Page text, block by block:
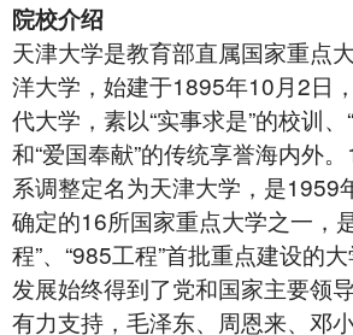
院校介绍
天津大学是教育部直属国家重点
洋大学，始建于1895年10月2日
代大学，素以“实事求是”的校训
和“爱国奉献”的传统享誉海内外
系调整定名为天津大学，是1959
确定的16所国家重点大学之一，
程”、“985工程”首批重点建设的
发展始终得到了党和国家主要领
有力支持，毛泽东、周恩来、邓